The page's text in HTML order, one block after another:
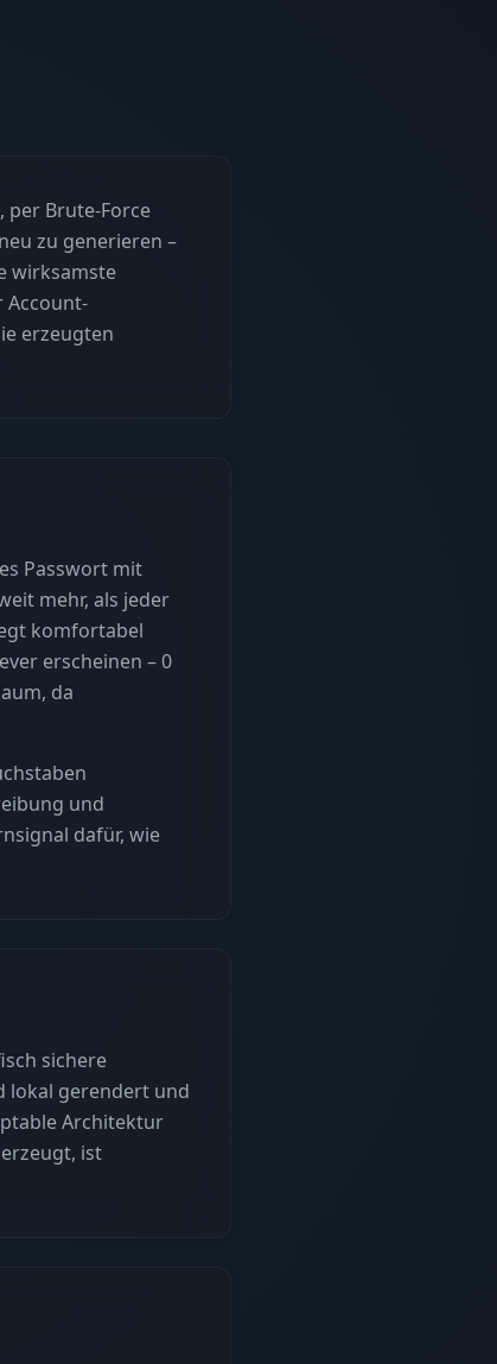
per Brute-Force
zu generieren –
wirksamste
Account-
erzeugten
Passwort mit
mehr, als jeder
komfortabel
erscheinen – 0
da
und
dafür, wie
sichere
lokal gerendert und
Architektur
ist